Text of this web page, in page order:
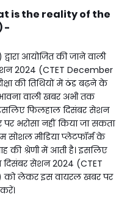
is the reality of the
-
द्वारा आयोजित की जाने वाली
सेशन 2024 (CTET December
की तिथियों में ठंड बढ़ने के
वाली खबर अभी तक
फिलहाल दिसंबर सेशन
भरोसा नहीं किया जा सकता
सोशल मीडिया प्लेटफॉर्म के
की श्रेणी में आती है। इसलिए
दिसंबर सेशन 2024 (CTET
को लेकर इस वायरल खबर पर